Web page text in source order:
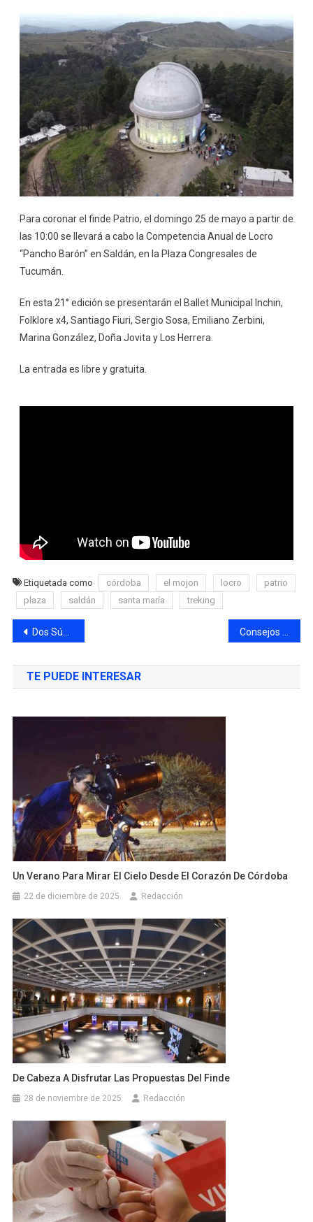
Para coronar el finde Patrio, el domingo 25 de mayo a partir de
las 10:00 se llevará a cabo la Competencia Anual de Locro
“Pancho Barón” en Saldán, en la Plaza Congresales de
Tucumán.
En esta 21° edición se presentarán el Ballet Municipal Inchin,
Folklore x4, Santiago Fiuri, Sergio Sosa, Emiliano Zerbini,
Marina González, Doña Jovita y Los Herrera.
La entrada es libre y gratuita.
Etiquetada como córdoba el mojon locro
patrio
plaza
saldán santa maría treking
Dos Súper estrenos llegan a los cines argentinos Consejos útiles frente a la Inteligencia Artificial. Más… Jornadas de Puertas Abiertas 2025
TE PUEDE INTERESAR
Un Verano Para Mirar El Cielo Desde El Corazón De Córdoba
22 de diciembre de 2025 Redacción
De Cabeza A Disfrutar Las Propuestas Del Finde
28 de noviembre de 2025 Redacción